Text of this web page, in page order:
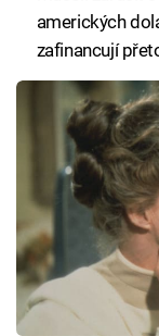
amerických
zafinancují